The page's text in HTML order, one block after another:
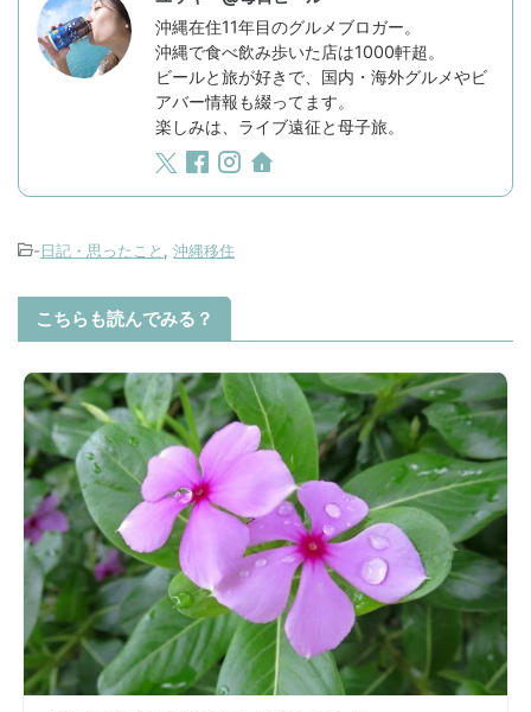
沖縄在住11年目のグルメブロガー。
沖縄で食べ飲み歩いた店は1000軒超。
ビールと旅が好きで、国内・海外グルメやビ
アバー情報も綴ってます。
楽しみは、ライブ遠征と母子旅。
-日記・思ったこと , 沖縄移住
こちらも読んでみる？